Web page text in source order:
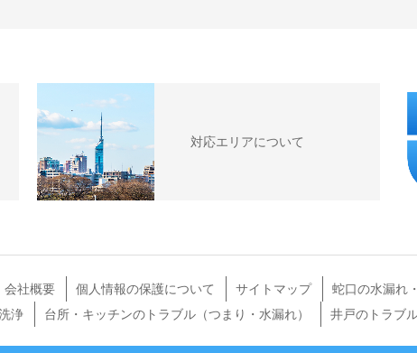
対応エリアについて
会社概要 個人情報の保護について サイトマップ 蛇口の水漏れ
浄 台所・キッチンのトラブル（つまり・水漏れ） 井戸のトラブ